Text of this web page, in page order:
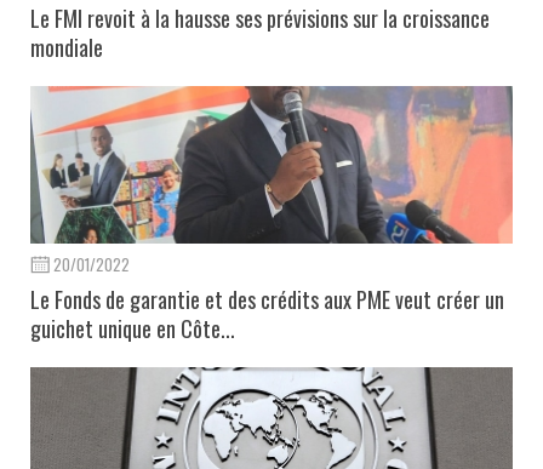
Le FMI revoit à la hausse ses prévisions sur la croissance
mondiale
20/01/2022
Le Fonds de garantie et des crédits aux PME veut créer un
guichet unique en Côte...